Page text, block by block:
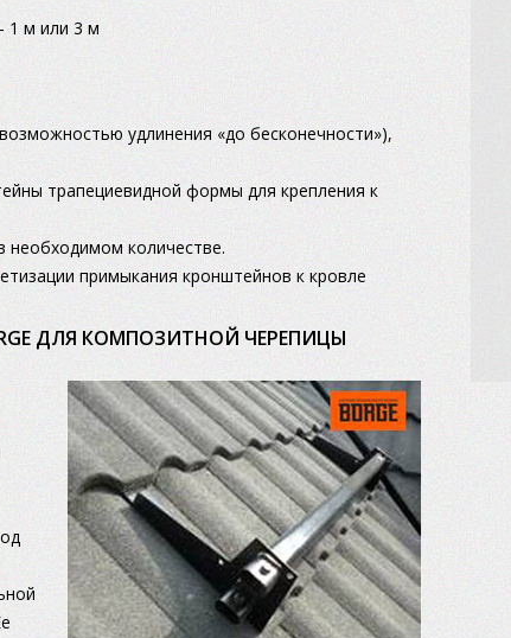
- 1 м или 3 м
удлинения «до бесконечности»),
трапециевидной формы для крепления к
количестве.
примыкания кронштейнов к кровле
ДЛЯ КОМПОЗИТНОЙ ЧЕРЕПИЦЫ